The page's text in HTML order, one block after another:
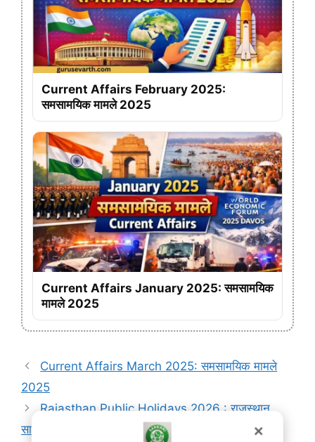
Current Affairs February 2025:
समसामयिक मामले 2025
Current Affairs January 2025: समसामयिक
मामले 2025
Current Affairs March 2025: समसामयिक मामले
2025
Rajasthan Public Holidays 2026 : राजस्थान
सार्वजनिक अवकाश 2026
✕